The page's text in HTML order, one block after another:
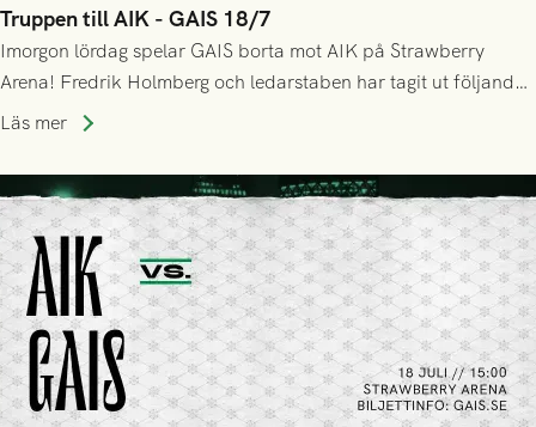
Truppen till AIK - GAIS 18/7
Imorgon lördag spelar GAIS borta mot AIK på Strawberry
Arena! Fredrik Holmberg och ledarstaben har tagit ut följande
trupp till matchen:
Läs mer